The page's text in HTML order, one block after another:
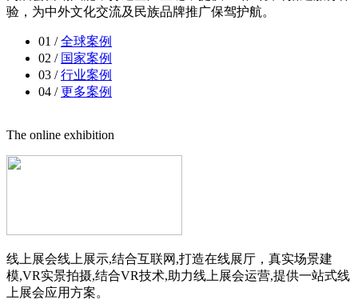
验，为中外文化交流及民族品牌推广保驾护航。
01 /全球案例
02 / 国家案例
03 /行业案例
04 /更多案例
The online exhibition
线上展会线上展示,结合互联网,打造在线展厅，真实场景建
模,VR实景拍摄,结合VR技术,助力线上展会运营,提供一站式线
上展会应用方案。